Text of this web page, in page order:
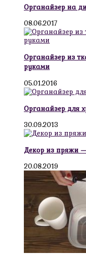
Органайзер на
08.06.2017
Органайзер из
руками
05.01.2016
Органайзер для
30.09.2013
Декор из пряжи
20.08.2019